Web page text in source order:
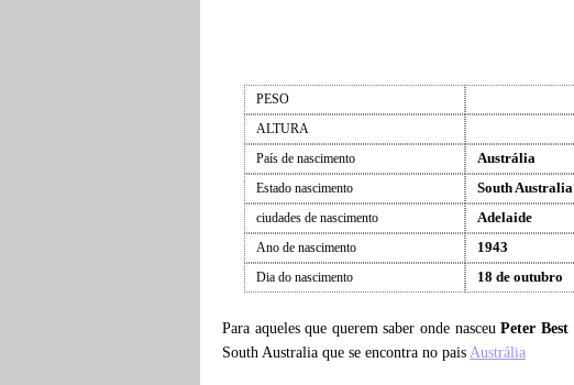
PESO
ALTURA
País de nascimento
Austrália
Estado nascimento South Australia
ciudades de nascimento Adelaide
Ano de nascimento 1943
Dia do nascimento 18 de outubro
Para aqueles que querem saber onde nasceuPeter Best
South Australia que se encontra no pais Austrália